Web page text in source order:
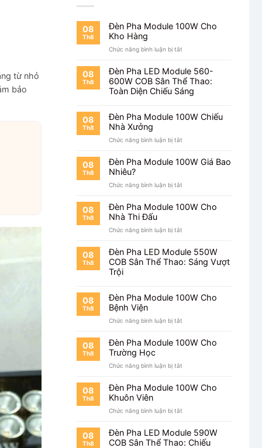
từ nhỏ
bảo
08
Th8
Đèn Pha Module 100W Cho
Kho Hàng
Chức năng bình luận bị tắt
Pha
Module
100W
Cho
Hàng
08
Th8
Đèn Pha LED Module 560-
600W COB Sân Thể Thao:
Toàn Diện Chiếu Sáng
08
Th8
Đèn Pha Module 100W Chiếu
Nhà Xưởng
Chức năng bình luận bị tắt
Pha
Module
Xưởng
08
Th8
Đèn Pha Module 100W Giá Bao
Nhiêu?
Chức năng bình luận bị tắt
Pha
Module
Nhiêu?
08
Th8
Đèn Pha Module 100W Cho
Nhà Thi Đấu
Chức năng bình luận bị tắt
Pha
Module
100W
Thi
08
Th8
Đèn Pha LED Module 550W
COB Sân Thể Thao: Sáng Vượt
Trội
08
Th8
Đèn Pha Module 100W Cho
Bệnh Viện
Chức năng bình luận bị tắt
Pha
Module
Viện
08
Th8
Đèn Pha Module 100W Cho
Trường Học
Chức năng bình luận bị tắt
Pha
Module
Học
08
Th8
Đèn Pha Module 100W Cho
Khuôn Viên
Chức năng bình luận bị tắt
Pha
Module
08
Th8
Đèn Pha LED Module 590W
COB Sân Thể Thao: Chiếu